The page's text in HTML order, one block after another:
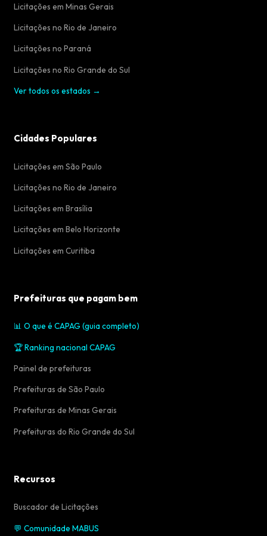
Licitações em Minas Gerais
Licitações no Rio de Janeiro
Licitações no Paraná
Licitações no Rio Grande do Sul
Ver todos os estados →
Cidades Populares
Licitações em São Paulo
Licitações no Rio de Janeiro
Licitações em Brasília
Licitações em Belo Horizonte
Licitações em Curitiba
Prefeituras que pagam bem
📊 O que é CAPAG (guia completo)
🏆 Ranking nacional CAPAG
Painel de prefeituras
Prefeituras de São Paulo
Prefeituras de Minas Gerais
Prefeituras do Rio Grande do Sul
Recursos
Buscador de Licitações
💬 Comunidade MABUS